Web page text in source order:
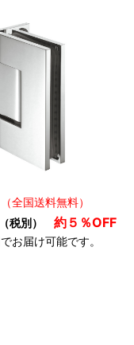
（全国送料無料）
（税別） 約５％OFF
でお届け可能です。